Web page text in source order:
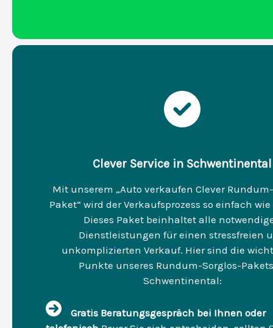
Clever Service in Schwentinental
Mit unserem „Auto verkaufen Clever
Paket“ wird der Verkaufsprozess so einfach
Dieses Paket beinhaltet alle
Dienstleistungen für einen stressfreien
unkomplizierten Verkauf. Hier sind die
Punkte unseres Rundum-Sorglos-
Schwentinental:
Gratis Beratungsgespräch bei Ihnen oder